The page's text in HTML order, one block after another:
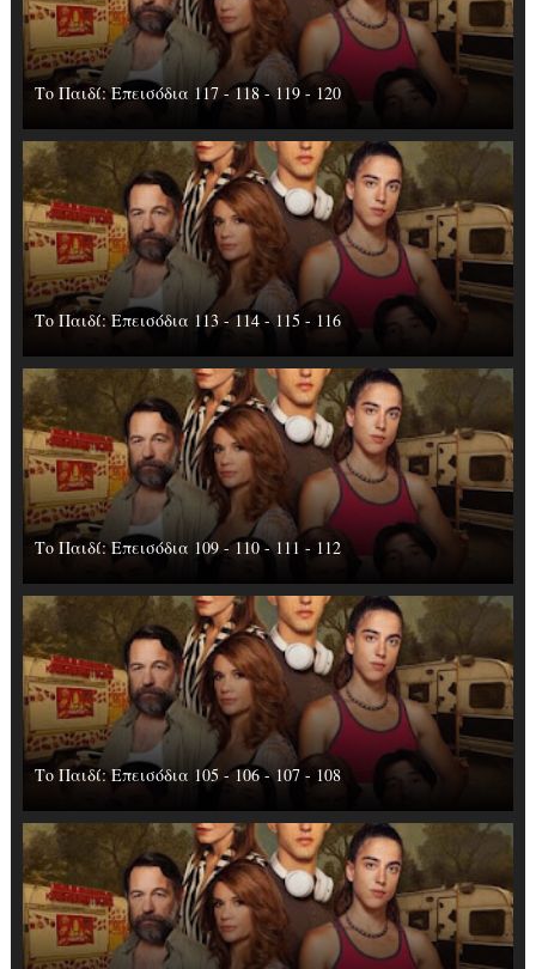
Το Παιδί: Επεισόδια 117 - 118 - 119 - 120
Το Παιδί: Επεισόδια 113 - 114 - 115 - 116
Το Παιδί: Επεισόδια 109 - 110 - 111 - 112
Το Παιδί: Επεισόδια 105 - 106 - 107 - 108